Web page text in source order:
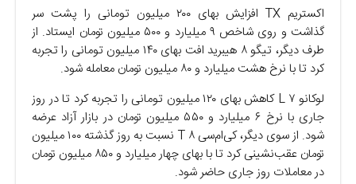
اکستریم TX افزایش بهای ۲۰۰ میلیون تومانی را پشت سر
گذاشت و روی شاخص ۹ میلیارد و ۵۰۰ میلیون تومان ایستاد. از
طرف دیگر، تیگو ۸ هیبرید افت بهای ۱۴۰ میلیون تومانی را تجربه
کرد تا با نرخ هشت میلیارد و ۸۰ میلیون تومان معامله شود.
لوکانو L ۷ کاهش بهای ۱۲۰ میلیون تومانی را تجربه کرد تا در روز
جاری با نرخ ۶ میلیارد و ۵۵۰ میلیون تومان در بازار آزاد عرضه
شود. از سوی دیگر، کی‌ام‌سی T ۸ نسبت به روز گذشته ۱۰۰ میلیون
تومان عقب‌نشینی کرد تا با بهای چهار میلیارد و ۸۵۰ میلیون تومان
در معاملات روز جاری حاضر شود.